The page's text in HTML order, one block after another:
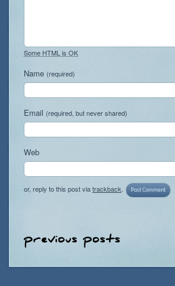
Some HTML is OK
Name (required)
Email (required, but never shared)
Web
or, reply to this post viatrackback